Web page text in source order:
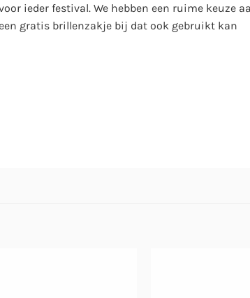
ieder festival. We hebben een ruime keuze
gratis brillenzakje bij dat ook gebruikt kan